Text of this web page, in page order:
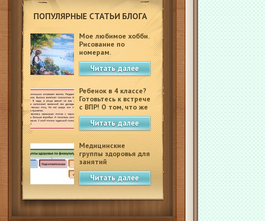
ПОПУЛЯРНЫЕ СТАТЬИ БЛОГА
Мое любимое хобби.
Рисование по
номерам.
Читать далее
Ребенок в 4 классе?
Готовьтесь к встрече
с ВПР! О том, что же
это такое.
Читать далее
Медицинские
группы здоровья для
занятий
физкультурой в
школеЧитать далее